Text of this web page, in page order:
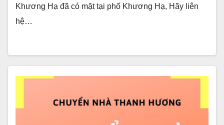
Khương Hạ đã có mặt tại phố Khương Hạ, Hãy liên
hệ…